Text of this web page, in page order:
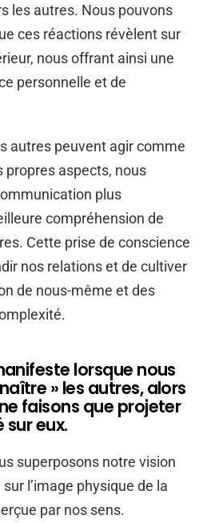
les autres. Nous pouvons
ces réactions révèlent sur
nous offrant ainsi une
personnelle et de
autres peuvent agir comme
aspects, nous
plus
compréhension de
Cette prise de conscience
nos relations et de cultiver
de nous-même et des
lorsque nous
» les autres, alors
faisons que projeter
eux.
superposons notre vision
l’image physique de la
par nos sens.